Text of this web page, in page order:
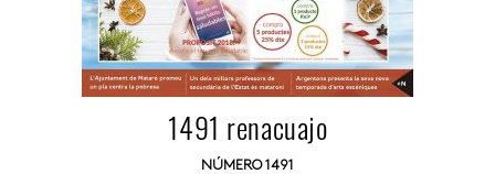
1491 renacuajo
NÚMERO 1491